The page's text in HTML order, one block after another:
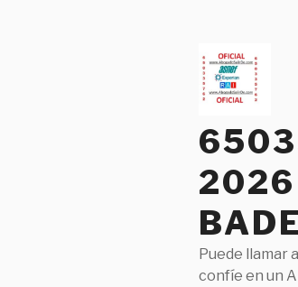
2026
Puede llamar
confíe en un